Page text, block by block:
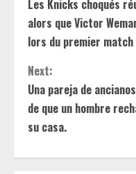
o
n
t
i
n
u
Les Knicks choqués
alors que Victor
lors du premier match
Next:
Una pareja de
de que un hombre
su casa.